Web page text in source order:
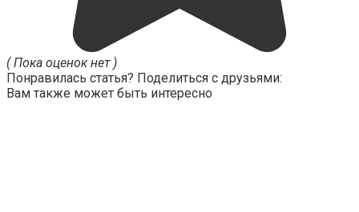
( Пока оценок нет )
Понравилась статья? Поделиться с друзьями:
Вам также может быть интересно